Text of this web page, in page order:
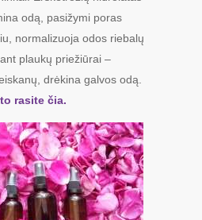
odą, pasižymi poras
normalizuoja odos riebalų
plaukų priežiūrai –
drėkina galvos odą.
rasite čia.